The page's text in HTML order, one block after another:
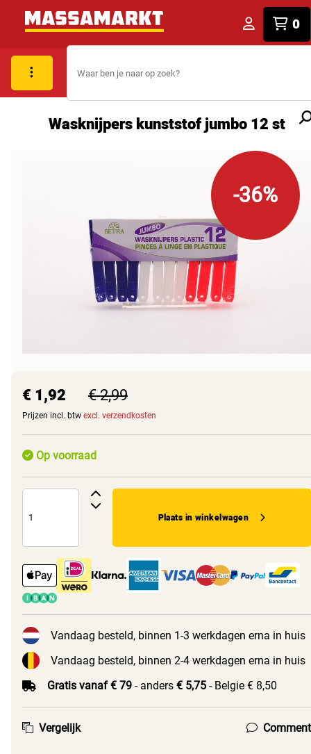
0
Wasknijpers kunststof jumbo 12 st
-36%
€ 1,92 € 2,99
Prijzen incl. btw excl. verzendkosten
Op voorraad
Plaats in winkelwagen
Vandaag besteld, binnen 1-3 werkdagen erna in huis
Vandaag besteld, binnen 2-4 werkdagen erna in huis
Gratis vanaf € 79 - anders € 5,75 - Belgie € 8,50
Vergelijk Comment